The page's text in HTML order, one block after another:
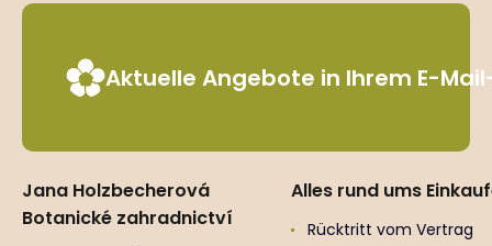
Aktuelle Angebote in Ihrem E-
Jana Holzbecherová
Botanické zahradnictví
Alles rund ums
Rücktritt vom Vertrag